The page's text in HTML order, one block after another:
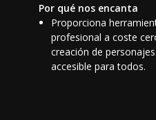
Por qué nos encanta
Proporciona
profesional a coste
creación de
accesible para todos.